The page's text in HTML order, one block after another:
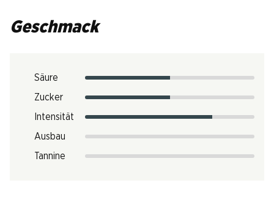
Geschmack
Säure
Zucker
Intensität
Ausbau
Tannine